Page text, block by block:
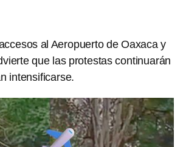
al Aeropuerto de Oaxaca y
que las protestas continuarán
intensificarse.